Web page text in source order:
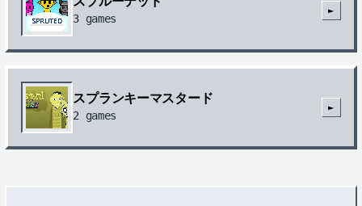
3 games
►
スプランキーマスタード
2 games
►